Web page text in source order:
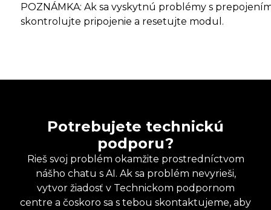
POZNÁMKA: Ak sa vyskytnú problémy s
skontrolujte pripojenie a resetujte modul.
Potrebujete technickú
podporu?
Rieš svoj problém okamžite prostredníctvom
nášho chatu s AI. Ak sa problém nevyrieši,
vytvor žiadosť v Technickom podpornom
centre a čoskoro sa s tebou skontaktujeme, aby